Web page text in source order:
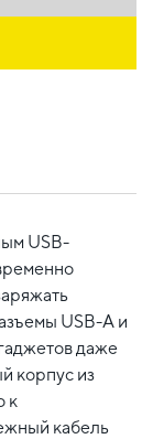
USB-
USB-A и
даже
корпус из
к
кабель